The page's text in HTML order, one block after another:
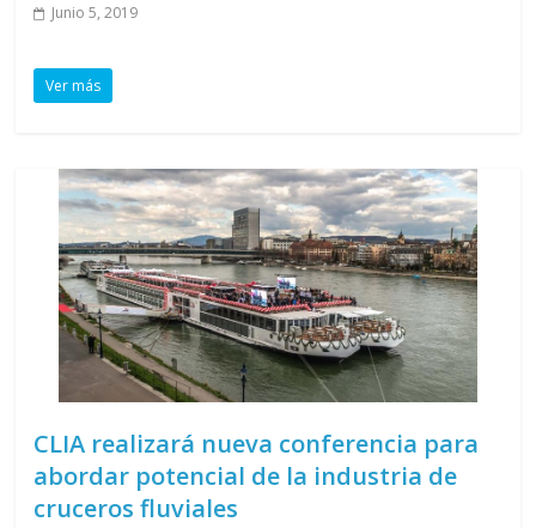
Junio 5, 2019
Ver más
CLIA realizará nueva conferencia para
abordar potencial de la industria de
cruceros fluviales